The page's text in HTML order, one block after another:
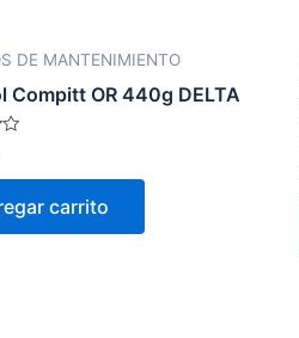
DE MANTENIMIENTO
Compitt OR 440g DELTA
carrito